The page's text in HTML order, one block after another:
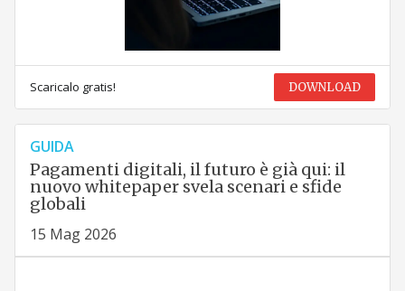
Scaricalo gratis! DOWNLOAD
GUIDA
Pagamenti digitali, il futuro è già qui: il
nuovo whitepaper svela scenari e sfide
globali
15 Mag 2026